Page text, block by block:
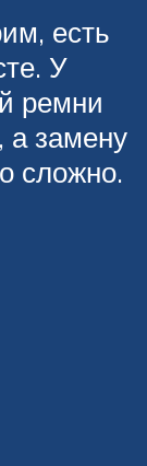
есть
У
ремни
а замену
сложно.